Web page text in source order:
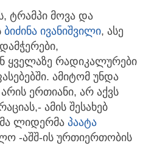
ტრამპი მოვა და
ბიძინა ივანიშვილი, ასე
ყველაზე რადიკალურები
ამიტომ უნდა
ერთიანი, არ აქვს
ამის შესახებ
ლიდერმა პაატა
-აშშ-ის ურთიერთობის